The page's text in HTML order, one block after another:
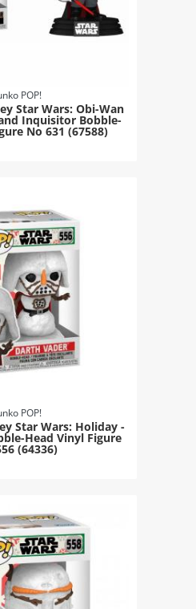
POP!
Star Wars: Obi-Wan
Inquisitor Bobble-
Νο 631 (67588)
POP!
Star Wars: Holiday -
Head Vinyl Figure
(64336)